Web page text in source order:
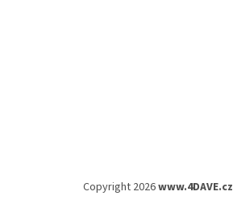
Copyright 2026www.4DAVE.cz